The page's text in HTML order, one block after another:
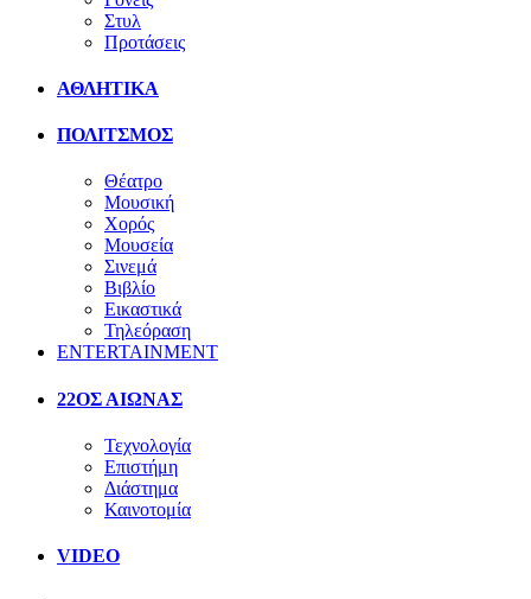
Στυλ
Προτάσεις
ΑΘΛΗΤΙΚΑ
ΠΟΛΙΤΣΜΟΣ
Θέατρο
Μουσική
Χορός
Μουσεία
Σινεμά
Βιβλίο
Εικαστικά
Τηλεόραση
ENTERTAINMENT
22ΟΣ ΑΙΩΝΑΣ
Τεχνολογία
Επιστήμη
Διάστημα
Καινοτομία
VIDEO